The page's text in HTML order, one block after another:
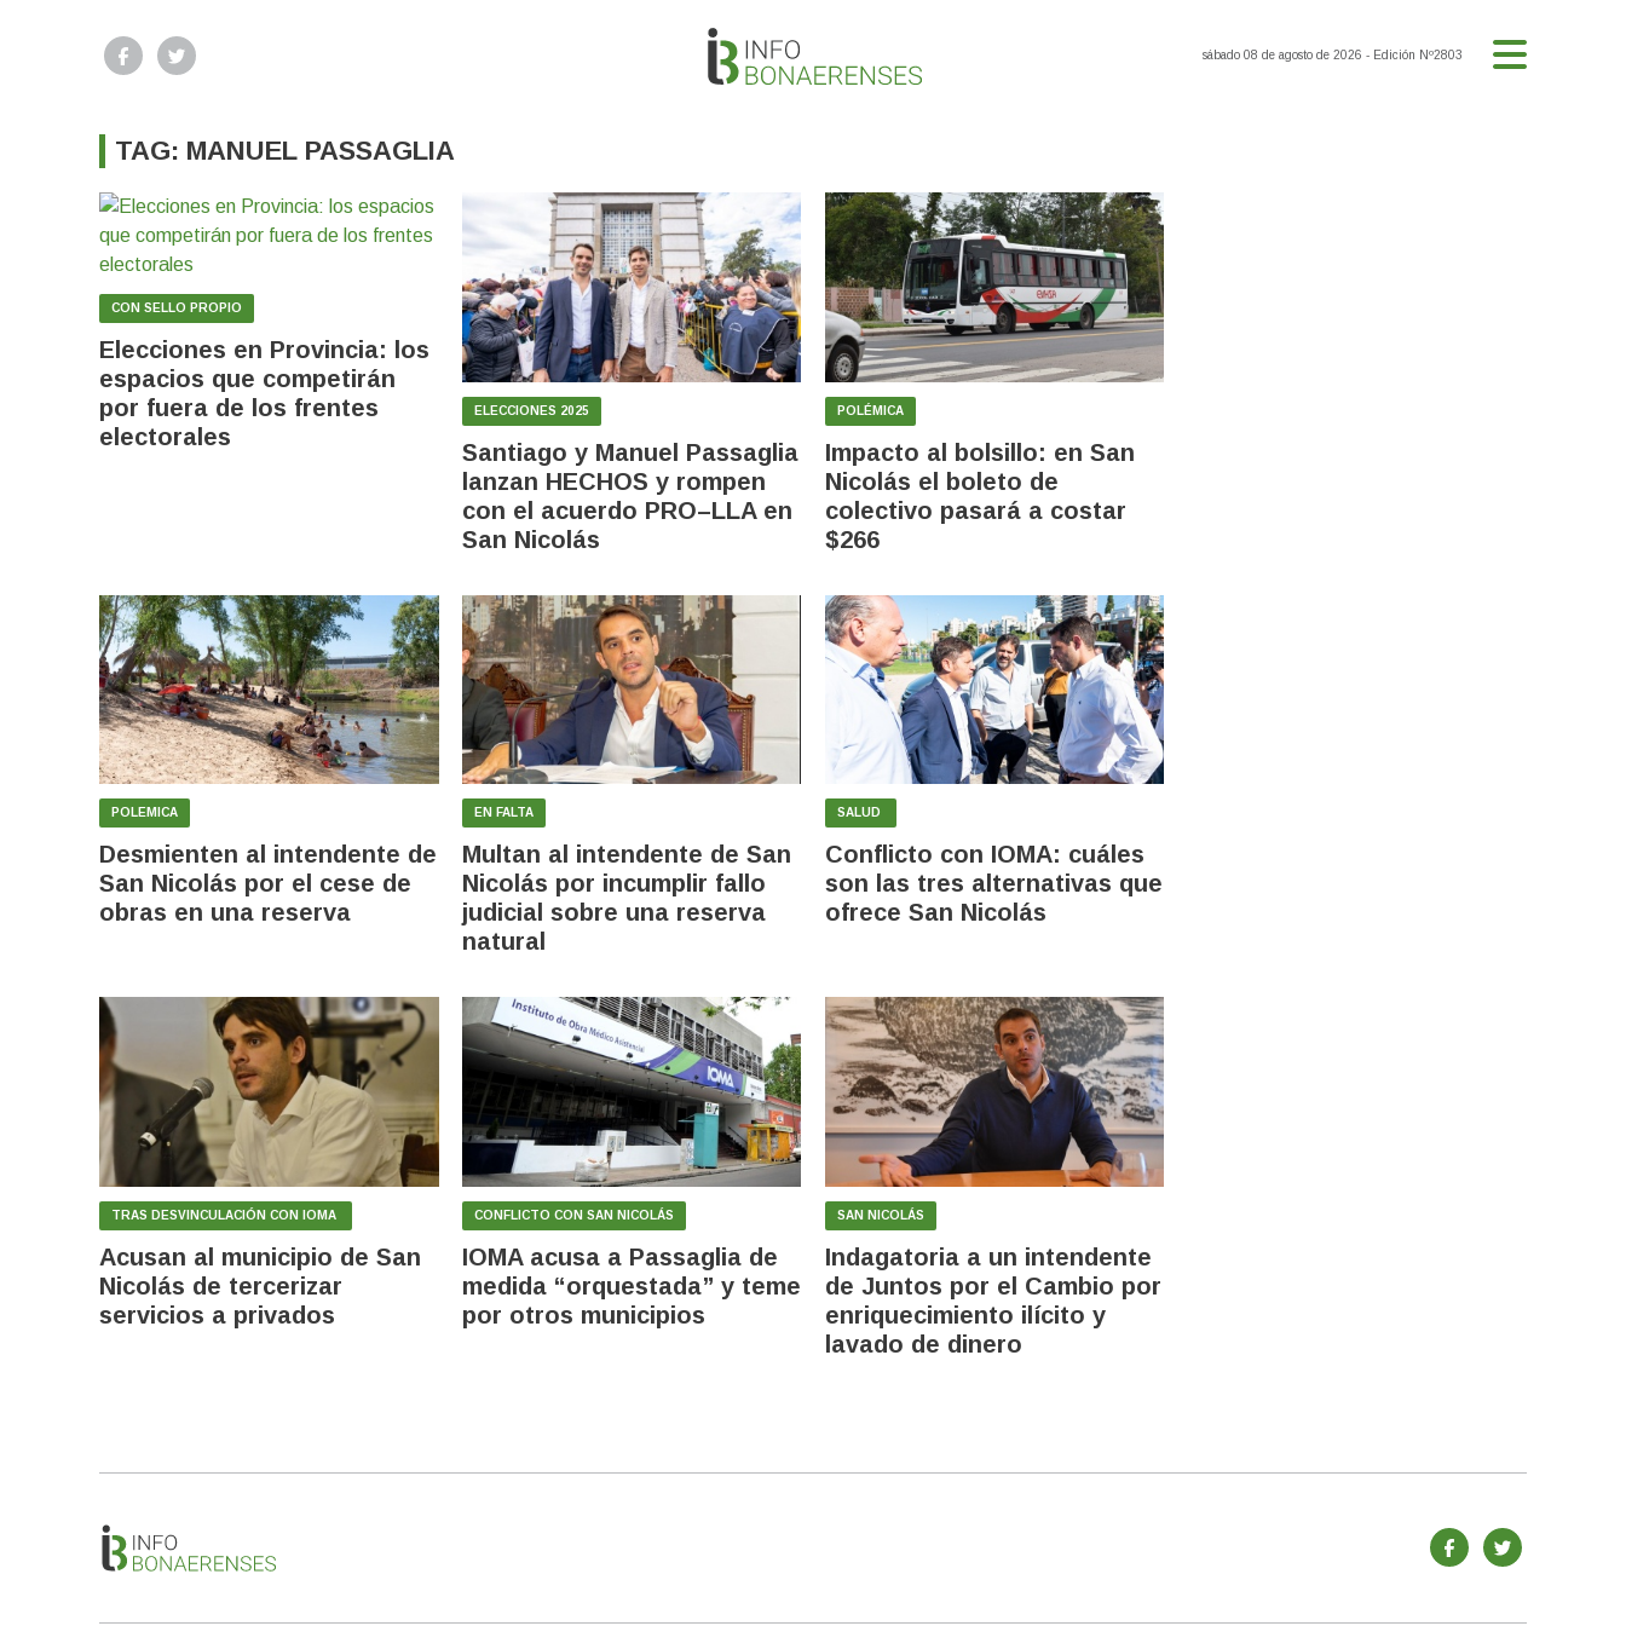
sábado 08 de agosto de 2026 - Edición Nº2803
TAG: MANUEL PASSAGLIA
CON SELLO PROPIO
Elecciones en Provincia: los
espacios que competirán
por fuera de los frentes
electorales
ELECCIONES 2025
Santiago y Manuel Passaglia
lanzan HECHOS y rompen
con el acuerdo PRO–LLA en
San Nicolás
POLÉMICA
Impacto al bolsillo: en San
Nicolás el boleto de
colectivo pasará a costar
$266
POLEMICA
Desmienten al intendente de
San Nicolás por el cese de
obras en una reserva
EN FALTA
Multan al intendente de San
Nicolás por incumplir fallo
judicial sobre una reserva
natural
SALUD
Conflicto con IOMA: cuáles
son las tres alternativas que
ofrece San Nicolás
TRAS DESVINCULACIÓN CON IOMA
Acusan al municipio de San
Nicolás de tercerizar
servicios a privados
CONFLICTO CON SAN NICOLÁS
IOMA acusa a Passaglia de
medida “orquestada” y teme
por otros municipios
SAN NICOLÁS
Indagatoria a un intendente
de Juntos por el Cambio por
enriquecimiento ilícito y
lavado de dinero